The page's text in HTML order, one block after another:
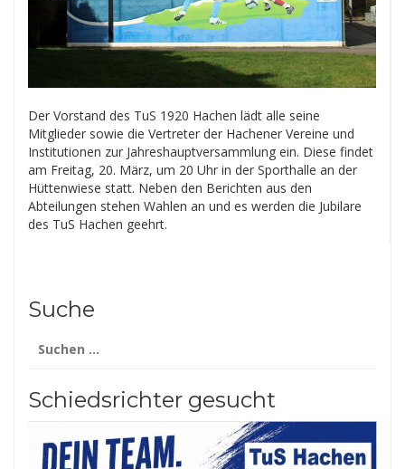
Der Vorstand des TuS 1920 Hachen lädt alle seine
Mitglieder sowie die Vertreter der Hachener Vereine und
Institutionen zur Jahreshauptversammlung ein. Diese findet
am Freitag, 20. März, um 20 Uhr in der Sporthalle an der
Hüttenwiese statt. Neben den Berichten aus den
Abteilungen stehen Wahlen an und es werden die Jubilare
des TuS Hachen geehrt.
Suche
nach:
Schiedsrichter gesucht